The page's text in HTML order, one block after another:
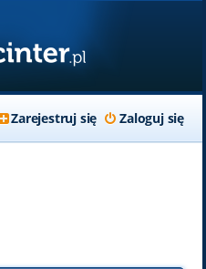
Zaloguj się
Zarejestruj się